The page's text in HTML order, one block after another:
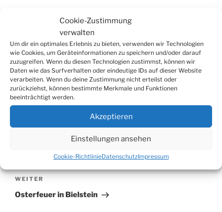
Cookie-Zustimmung
verwalten
Um dir ein optimales Erlebnis zu bieten, verwenden wir Technologien
wie Cookies, um Geräteinformationen zu speichern und/oder darauf
zuzugreifen. Wenn du diesen Technologien zustimmst, können wir
Daten wie das Surfverhalten oder eindeutige IDs auf dieser Website
verarbeiten. Wenn du deine Zustimmung nicht erteilst oder
zurückziehst, können bestimmte Merkmale und Funktionen
beeinträchtigt werden.
Akzeptieren
Einstellungen ansehen
Cookie-RichtlinieDatenschutzImpressum
Beitragsnavigation
ZURÜCK
TuS Weiershagen-Forst 08: Erfolgreiche
Gürtelprüfungen
Nächster
Beitrag
WEITER
Osterfeuer in Bielstein